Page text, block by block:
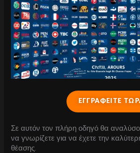
ΕΓΓΡΑΦΕΙΤΕ
Σε αυτόν τον πλήρη οδηγό θα
να γνωρίζετε για να έχετε την
θέασης.